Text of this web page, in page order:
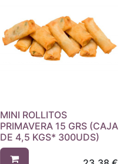
MINI ROLLITOS
PRIMAVERA 15 GRS (CAJA
DE 4,5 KGS* 300UDS)